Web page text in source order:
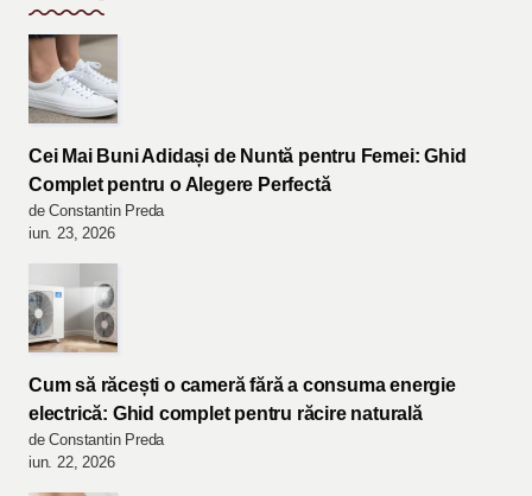
Cei Mai Buni Adidași de Nuntă pentru Femei: Ghid
Complet pentru o Alegere Perfectă
de Constantin Preda
iun. 23, 2026
Cum să răcești o cameră fără a consuma energie
electrică: Ghid complet pentru răcire naturală
de Constantin Preda
iun. 22, 2026